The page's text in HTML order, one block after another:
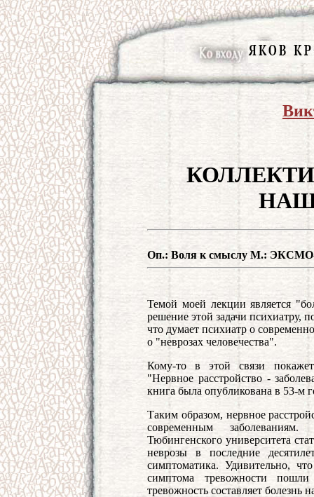
Оп.: Воля к смыслу М.:
Темой моей лекции является
решение этой задачи психиатру,
что думает психиатр о
о "неврозах человечества".
Кому-то в этой связи
"Нервное расстройство -
книга была опубликована в 53-м
Таким образом, нервное
современным
Тюбингенского университета
неврозы в последние
симптоматика. Удивительно,
симптома тревожности
тревожность составляет болезнь